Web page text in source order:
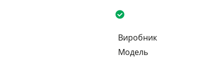
Виробник
Модель